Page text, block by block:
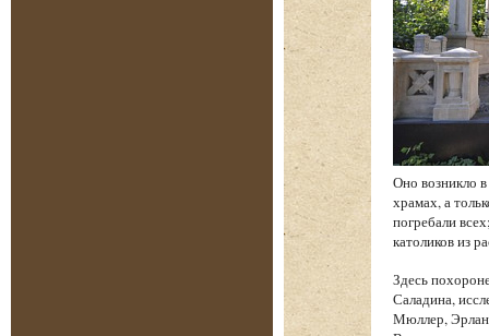
Оно возникло
храмах, а
погребали
католиков из
Здесь
Саладина,
Мюллер,